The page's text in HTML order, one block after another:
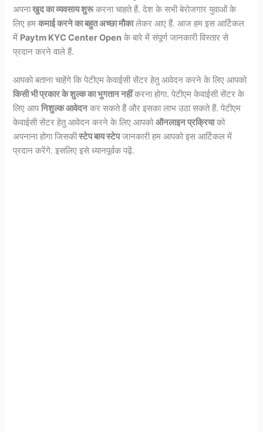
अपनाखुद का व्यवसाय शुरूकरना चाहते हैं. देश के सभी बेरोजगार युवाओं के
लिए हमकमाई करने का बहुत अच्छा मौकालेकर आए हैं. आज हम इस आर्टिकल
में Paytm KYC Center Open के बारे में संपूर्ण जानकारी विस्तार से
प्रदान करने वाले हैं.
आपको बताना चाहेंगे कि पेटीएम केवाईसी सेंटर हेतु आवेदन करने के लिए आपको
किसी भी प्रकार के शुल्क का भुगतान नहींकरना होगा. पेटीएम केवाईसी सेंटर के
लिए आपनिशुल्क आवेदनकर सकते हैं और इसका लाभ उठा सकते हैं. पेटीएम
केवाईसी सेंटर हेतु आवेदन करने के लिए आपकोऑनलाइन प्रक्रियाको
अपनाना होगा जिसकीस्टेप बाय स्टेपजानकारी हम आपको इस आर्टिकल में
प्रदान करेंगे. इसलिए इसे ध्यानपूर्वक पढ़ें.